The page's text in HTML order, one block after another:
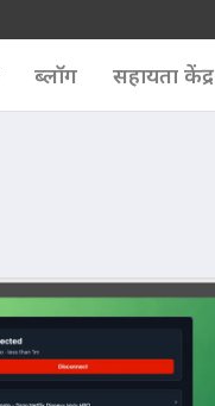
ब्लॉग सहायता केंद्र